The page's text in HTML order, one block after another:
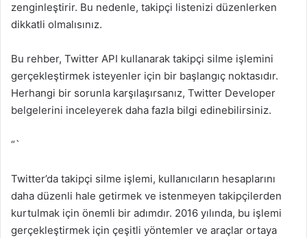
zenginleştirir. Bu nedenle, takipçi listenizi düzenlerken
dikkatli olmalısınız.
Bu rehber, Twitter API kullanarak takipçi silme işlemini
gerçekleştirmek isteyenler için bir başlangıç noktasıdır.
Herhangi bir sorunla karşılaşırsanız, Twitter Developer
belgelerini inceleyerek daha fazla bilgi edinebilirsiniz.
“`
Twitter’da takipçi silme işlemi, kullanıcıların hesaplarını
daha düzenli hale getirmek ve istenmeyen takipçilerden
kurtulmak için önemli bir adımdır. 2016 yılında, bu işlemi
gerçekleştirmek için çeşitli yöntemler ve araçlar ortaya